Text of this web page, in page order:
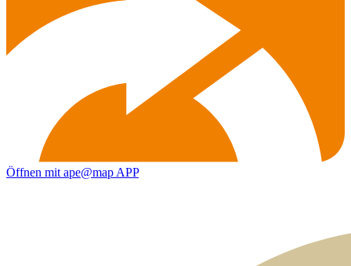
Öffnen mit ape@map APP